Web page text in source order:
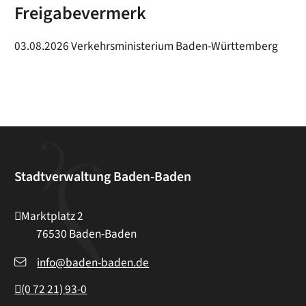
Freigabevermerk
03.08.2026 Verkehrsministerium Baden-Württemberg
Stadtverwaltung Baden-Baden
Marktplatz 2
76530 Baden-Baden
info@baden-baden.de
(07221) 93-0